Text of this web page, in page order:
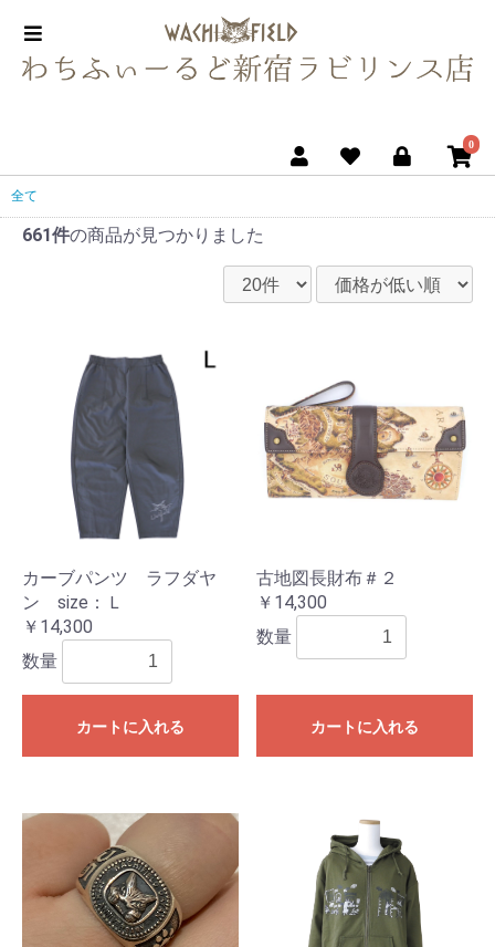
0
全て
661件の商品が見つかりました
カーブパンツ ラフダヤ
ン size：Ｌ
￥14,300
数量
カートに入れる
古地図長財布＃２
￥14,300
数量
カートに入れる